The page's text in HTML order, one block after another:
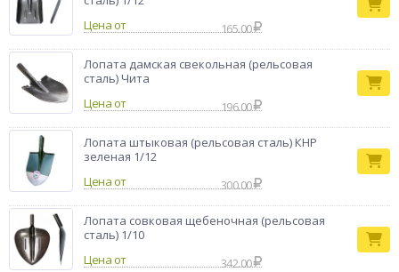
Цена от
165.00
Лопата дамская свекольная (рельсовая
сталь) Чита
Цена от
196.00
Лопата штыковая (рельсовая сталь) КНР
зеленая 1/12
Цена от
300.00
Лопата совковая щебеночная (рельсовая
сталь) 1/10
Цена от
342.00